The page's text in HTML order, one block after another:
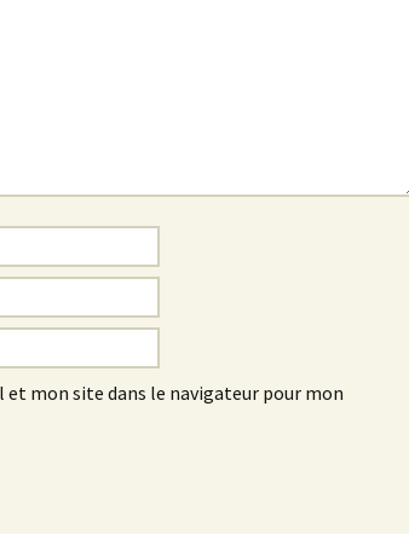
mon site dans le navigateur pour mon